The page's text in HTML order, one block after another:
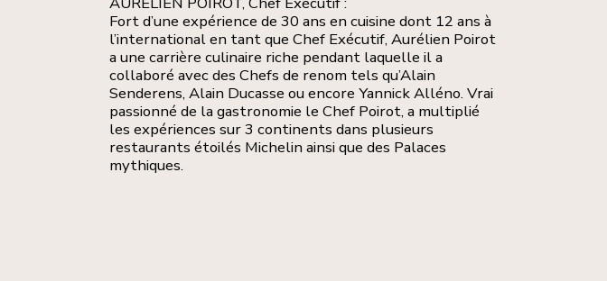
Fort d’une expérience de 30 ans en cuisine dont 12 ans à
l’international en tant que Chef Exécutif, Aurélien Poirot
a une carrière culinaire riche pendant laquelle il a
collaboré avec des Chefs de renom tels qu’Alain
Senderens, Alain Ducasse ou encore Yannick Alléno. Vrai
passionné de la gastronomie le Chef Poirot, a multiplié
les expériences sur 3 continents dans plusieurs
restaurants étoilés Michelin ainsi que des Palaces
mythiques.